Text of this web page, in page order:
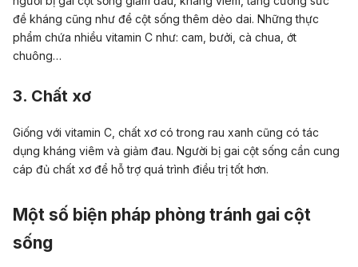
đề kháng cũng như để cột sống thêm dẻo dai. Những thực
phẩm chứa nhiều vitamin C như: cam, bưởi, cà chua, ớt
chuông…
3. Chất xơ
Giống với vitamin C, chất xơ có trong rau xanh cũng có tác
dụng kháng viêm và giảm đau. Người bị gai cột sống cần cung
cáp đủ chất xơ để hỗ trợ quá trình điều trị tốt hơn.
Một số biện pháp phòng tránh gai cột
sống